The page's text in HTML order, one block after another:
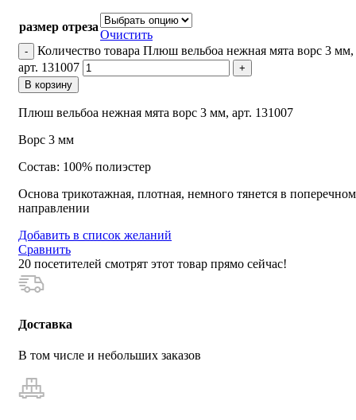
размер отреза
Очистить
Количество товара Плюш вельбоа нежная мята ворс 3 мм,
арт. 131007
В корзину
Плюш вельбоа нежная мята ворс 3 мм, арт. 131007
Ворс 3 мм
Состав: 100% полиэстер
Основа трикотажная, плотная, немного тянется в поперечном
направлении
Добавить в список желаний
Сравнить
20 посетителей смотрят этот товар прямо сейчас!
Доставка
В том числе и небольших заказов